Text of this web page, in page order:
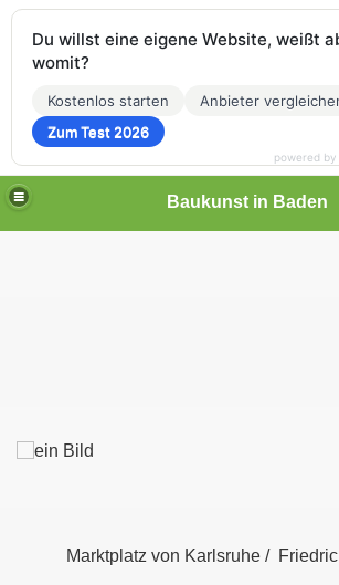
Baukunst in Baden
Marktplatz von Karlsruhe /
Du willst eine eigene Website, weißt
womit?
Kostenlos starten
Anbieter
Zum Test 2026
powered